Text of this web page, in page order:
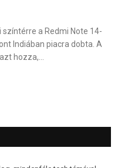
a Redmi Note 14-
Indiában piacra dobta. A
hozza,…